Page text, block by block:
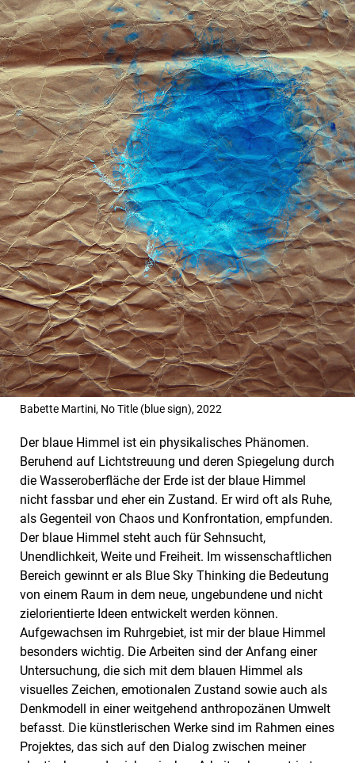
Babette Martini, No Title (blue sign), 2022
Der blaue Himmel ist ein physikalisches Phänomen.
Beruhend auf Lichtstreuung und deren Spiegelung durch
die Wasseroberfläche der Erde ist der blaue Himmel
nicht fassbar und eher ein Zustand. Er wird oft als Ruhe,
als Gegenteil von Chaos und Konfrontation, empfunden.
Der blaue Himmel steht auch für Sehnsucht,
Unendlichkeit, Weite und Freiheit. Im wissenschaftlichen
Bereich gewinnt er als Blue Sky Thinking die Bedeutung
von einem Raum in dem neue, ungebundene und nicht
zielorientierte Ideen entwickelt werden können.
Aufgewachsen im Ruhrgebiet, ist mir der blaue Himmel
besonders wichtig. Die Arbeiten sind der Anfang einer
Untersuchung, die sich mit dem blauen Himmel als
visuelles Zeichen, emotionalen Zustand sowie auch als
Denkmodell in einer weitgehend anthropozänen Umwelt
befasst. Die künstlerischen Werke sind im Rahmen eines
Projektes, das sich auf den Dialog zwischen meiner